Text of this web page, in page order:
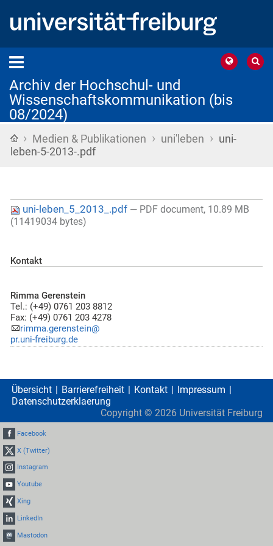
Archiv der Hochschul- und
Wissenschaftskommunikation (bis
08/2024)
Startseite
› Medien & Publikationen › uni'leben › uni-
leben-5-2013-.pdf
uni-leben_5_2013_.pdf — PDF document, 10.89 MB
(11419034 bytes)
Kontakt
Rimma Gerenstein
Tel.: (+49) 0761 203 8812
Fax: (+49) 0761 203 4278
rimma.gerenstein@
pr.uni-freiburg.de
Übersicht Barrierefreiheit Kontakt
Impressum
Datenschutzerklaerung
Copyright © 2026 Universität Freiburg
Facebook
X (Twitter)
Instagram
Youtube
Xing
LinkedIn
Mastodon